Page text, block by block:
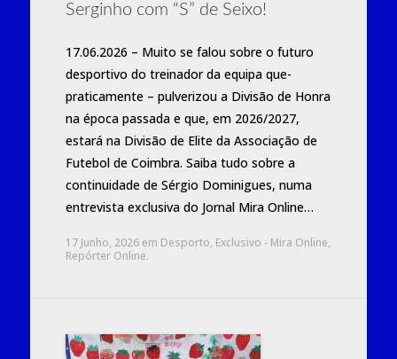
Serginho com “S” de Seixo!
17.06.2026 – Muito se falou sobre o futuro
desportivo do treinador da equipa que-
praticamente – pulverizou a Divisão de Honra
na época passada e que, em 2026/2027,
estará na Divisão de Elite da Associação de
Futebol de Coimbra. Saiba tudo sobre a
continuidade de Sérgio Dominigues, numa
entrevista exclusiva do Jornal Mira Online…
17 Junho, 2026em Desporto, Exclusivo - Mira Online,
Repórter Online.